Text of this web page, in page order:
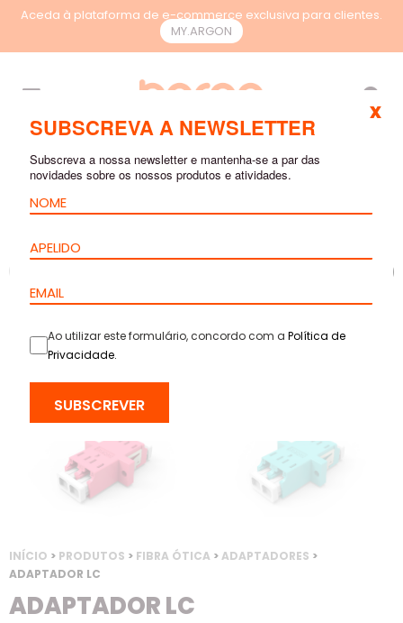
Aceda à plataforma de e-commerce exclusiva para clientes.
MY.ARGON
INÍCIO > PRODUTOS > FIBRA ÓTICA >ADAPTADORES >
ADAPTADOR LC
ADAPTADOR LC
SUBSCREVA A NEWSLETTER
Subscreva a nossa newsletter e mantenha-se a par das
novidades sobre os nossos produtos e atividades.
Ao utilizar este formulário, concordo com a Política de
Privacidade.
SUBSCREVER
x